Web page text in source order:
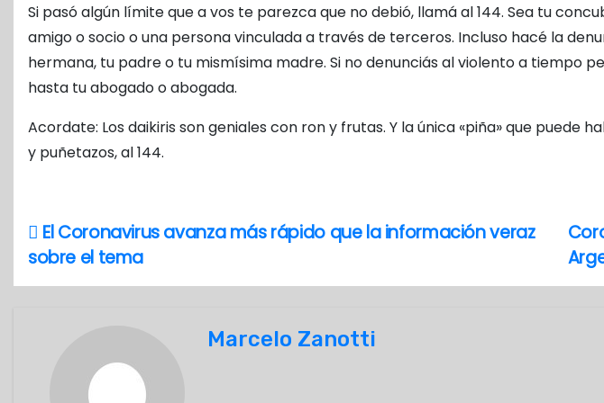
Si pasó algún límite que a vos te parezca que no debió, llamá al 144. Sea tu
amigo o socio o una persona vinculada a través de terceros. Incluso hacé la
hermana, tu padre o tu mismísima madre. Si no denunciás al violento a tiempo
hasta tu abogado o abogada.
Acordate: Los daikiris son geniales con ron y frutas. Y la única «piña» que puede
y puñetazos, al 144.
N
a
El Coronavirus avanza más rápido que la información veraz
sobre el tema
Marcelo Zanotti